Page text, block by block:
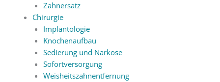
Zahnersatz
Chirurgie
Implantologie
Knochenaufbau
Sedierung und Narkose
Sofortversorgung
Weisheitszahnentfernung